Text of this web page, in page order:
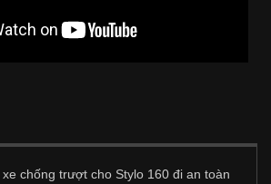
xe chống trượt cho Stylo 160 đi an toàn